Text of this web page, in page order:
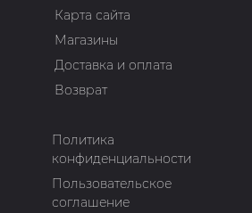
Карта сайта
Магазины
Доставка и оплата
Возврат
Политика
конфиденциальности
Пользовательское
соглашение